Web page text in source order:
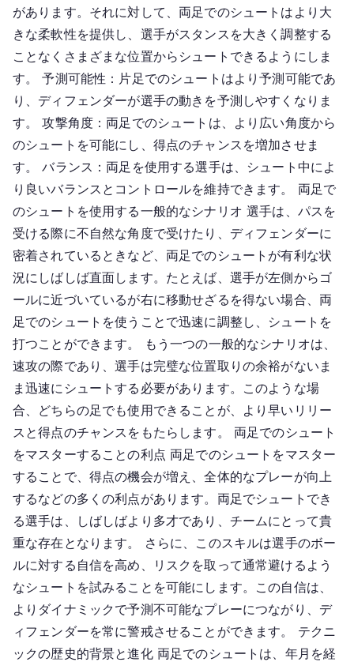
があります。それに対して、両足でのシュートはより大
きな柔軟性を提供し、選手がスタンスを大きく調整する
ことなくさまざまな位置からシュートできるようにしま
す。 予測可能性：片足でのシュートはより予測可能であ
り、ディフェンダーが選手の動きを予測しやすくなりま
す。 攻撃角度：両足でのシュートは、より広い角度から
のシュートを可能にし、得点のチャンスを増加させま
す。 バランス：両足を使用する選手は、シュート中によ
り良いバランスとコントロールを維持できます。 両足で
のシュートを使用する一般的なシナリオ 選手は、パスを
受ける際に不自然な角度で受けたり、ディフェンダーに
密着されているときなど、両足でのシュートが有利な状
況にしばしば直面します。たとえば、選手が左側からゴ
ールに近づいているが右に移動せざるを得ない場合、両
足でのシュートを使うことで迅速に調整し、シュートを
打つことができます。 もう一つの一般的なシナリオは、
速攻の際であり、選手は完璧な位置取りの余裕がないま
ま迅速にシュートする必要があります。このような場
合、どちらの足でも使用できることが、より早いリリー
スと得点のチャンスをもたらします。 両足でのシュート
をマスターすることの利点 両足でのシュートをマスター
することで、得点の機会が増え、全体的なプレーが向上
するなどの多くの利点があります。両足でシュートでき
る選手は、しばしばより多才であり、チームにとって貴
重な存在となります。 さらに、このスキルは選手のボー
ルに対する自信を高め、リスクを取って通常避けるよう
なシュートを試みることを可能にします。この自信は、
よりダイナミックで予測不可能なプレーにつながり、デ
ィフェンダーを常に警戒させることができます。 テクニ
ックの歴史的背景と進化 両足でのシュートは、年月を経